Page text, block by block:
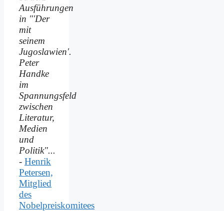
Ausführungen
in "'Der
mit
seinem
Jugoslawien'.
Peter
Handke
im
Spannungsfeld
zwischen
Literatur,
Medien
und
Politik"...
- Henrik
Petersen,
Mitglied
des
Nobelpreiskomitees